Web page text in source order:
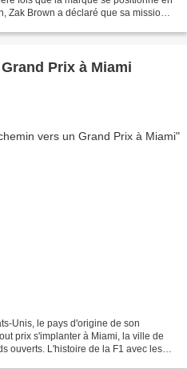
Zak Brown a déclaré que sa mission
Prix à Miami
Unis, le pays d'origine de son
prix s'implanter à Miami, la ville de
ouverts. L'histoire de la F1 avec les